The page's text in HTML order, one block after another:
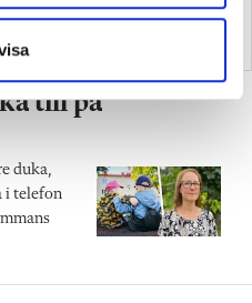
”Hur skolan fungerar blir
tydligt i trappan”
till på
duka,
i telefon